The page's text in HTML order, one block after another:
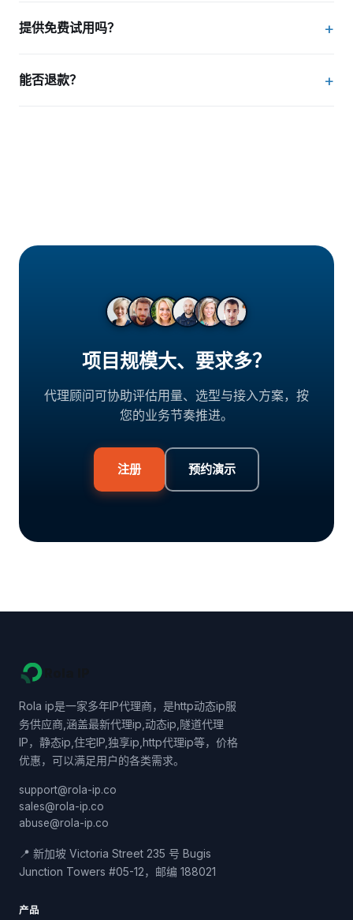
段之一，但不保证零封锁。
提供免费试用吗？
匹配度。
能否退款？
项目规模大、要求多？
代理顾问可协助评估用量、选型与接入方案，按
您的业务节奏推进。
注册 预约演示
Rola ip是一家多年IP代理商，是http动态ip服
务供应商,涵盖最新代理ip,动态ip,隧道代理
IP，静态ip,住宅IP,独享ip,http代理ip等，价格
优惠，可以满足用户的各类需求。
support@rola-ip.co
sales@rola-ip.co
abuse@rola-ip.co
📍 新加坡 Victoria Street 235 号 Bugis
Junction Towers #05-12，邮编 188021
产品